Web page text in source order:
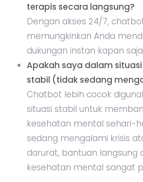
terapis secara langsung?
Dengan akses 24/7,
memungkinkan Anda
dukungan instan kapan
Apakah saya dalam
stabil (tidak sedang
Chatbot lebih cocok
situasi stabil untuk
kesehatan mental sehari-
sedang mengalami krisis
darurat, bantuan langsung
kesehatan mental sangat